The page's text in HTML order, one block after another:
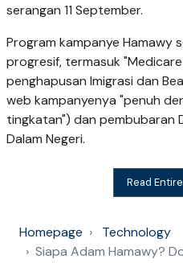
serangan 11 September.
Program kampanye Hamawy
progresif, termasuk
penghapusan Imigrasi dan
web kampanyenya "penuh
tingkatan") dan pembubaran
Dalam Negeri.
Read
Homepage
Technology
Siapa Adam Hamawy?